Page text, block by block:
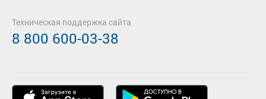
Техническая поддержка сайта
8 800 600-03-38